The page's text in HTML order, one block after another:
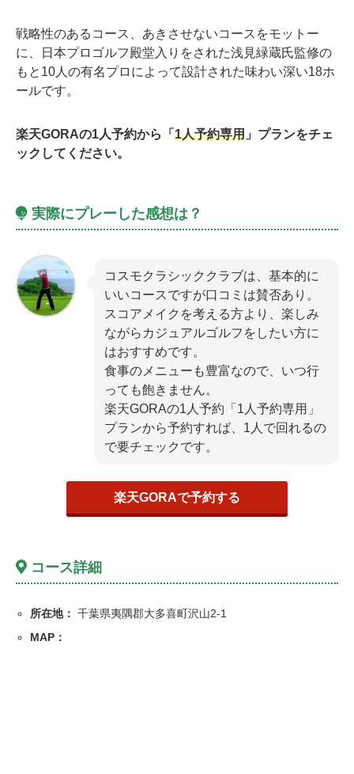
戦略性のあるコース、あきさせないコースをモットー
に、日本プロゴルフ殿堂入りをされた浅見緑蔵氏監修の
もと10人の有名プロによって設計された味わい深い18ホ
ールです。
楽天GORAの1人予約から「 1人予約専用 」プランをチェ
ックしてください。
実際にプレーした感想は？
コスモクラシッククラブは、基本的に
いいコースですが口コミは賛否あり。
スコアメイクを考える方より、楽しみ
ながらカジュアルゴルフをしたい方に
はおすすめです。
食事のメニューも豊富なので、いつ行
っても飽きません。
楽天GORAの1人予約「1人予約専用」
プランから予約すれば、1人で回れるの
で要チェックです。
楽天GORAで予約する
コース詳細
所在地： 千葉県夷隅郡大多喜町沢山2-1
MAP：